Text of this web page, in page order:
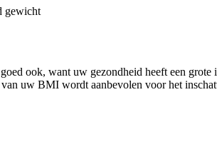
gewicht
ook, want uw gezondheid heeft een
uw BMI wordt aanbevolen voor het